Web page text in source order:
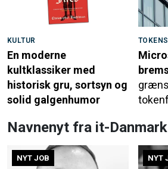
KULTUR
En moderne
kultklassiker med
historisk gru, sortsyn og
solid galgenhumor
TOKENS
Navnenyt fra it-Danmark
NYT JOB NYT